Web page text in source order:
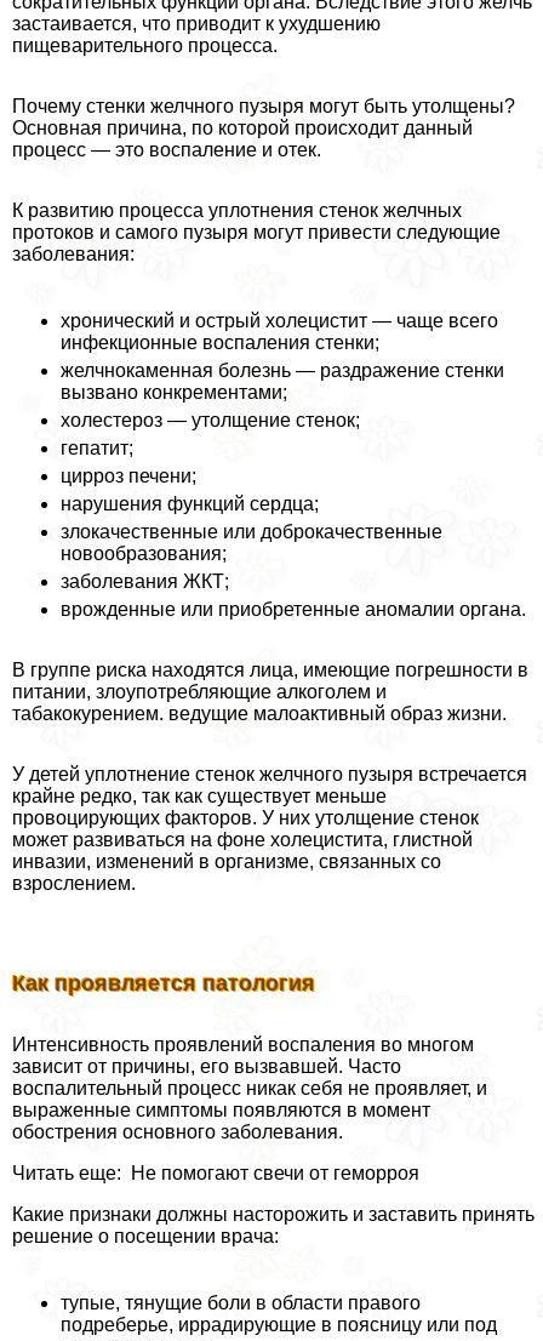
застаивается, что приводит к ухудшению
пищеварительного процесса.
Почему стенки желчного пузыря могут быть утолщены?
Основная причина, по которой происходит данный
процесс — это воспаление и отек.
К развитию процесса уплотнения стенок желчных
протоков и самого пузыря могут привести следующие
заболевания:
хронический и острый холецистит — чаще всего
инфекционные воспаления стенки;
желчнокаменная болезнь — раздражение стенки
вызвано конкрементами;
холестероз — утолщение стенок;
гепатит;
цирроз печени;
нарушения функций сердца;
злокачественные или доброкачественные
новообразования;
заболевания ЖКТ;
врожденные или приобретенные аномалии органа.
В группе риска находятся лица, имеющие погрешности в
питании, злоупотрeбляющие алкоголем и
табакокурением. ведущие малоактивный образ жизни.
У детей уплотнение стенок желчного пузыря встречается
крайне редко, так как существует меньше
провоцирующих факторов. У них утолщение стенок
может развиваться на фоне холецистита, глистной
инвазии, изменений в организме, связанных со
взрослением.
Как проявляется патология
Интенсивность проявлений воспаления во многом
зависит от причины, его вызвавшей. Часто
воспалительный процесс никак себя не проявляет, и
выраженные симптомы появляются в момент
обострения основного заболевания.
Читать еще: Не помогают свечи от геморроя
Какие признаки должны насторожить и заставить принять
решение о посещении врача:
тупые, тянущие боли в области правого
подреберье, иррадирующие в поясницу или под